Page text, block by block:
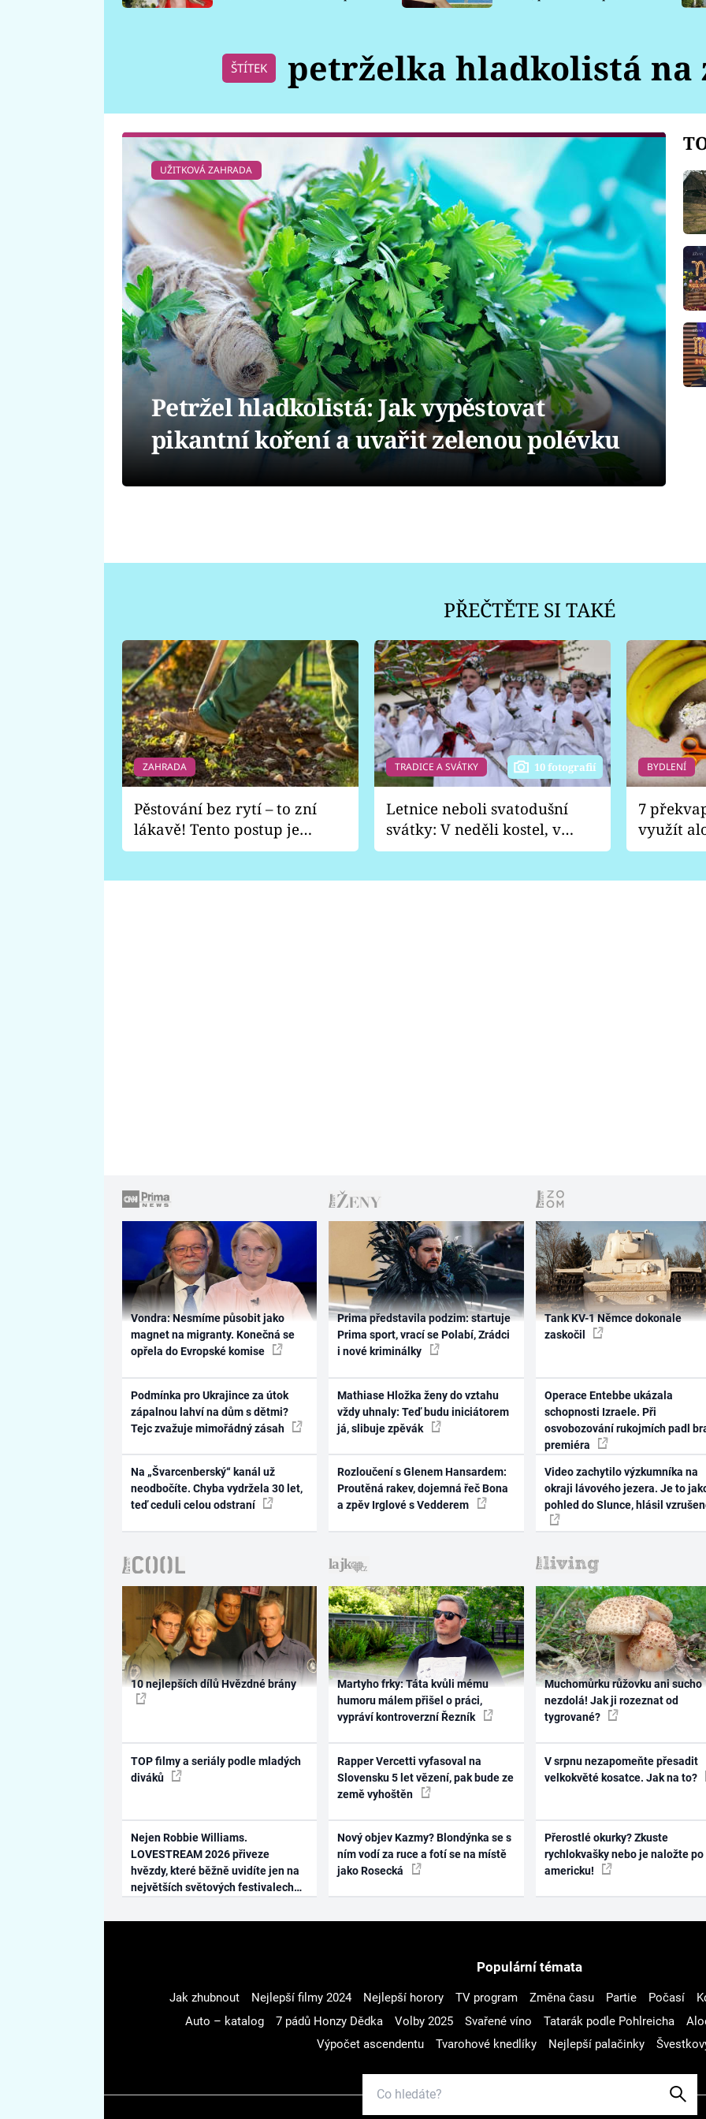
ŠTÍTEK petrželka hladkolistá na
UŽITKOVÁ ZAHRADA
Petržel hladkolistá: Jak vypěstovat
pikantní koření a uvařit zelenou polévku
PŘEČTĚTE SI TAKÉ
ZAHRADA
Pěstování bez rytí – to zní
lákavě! Tento postup je
vhodný jen pro některé
TRADICE A SVÁTKY 10 fotografií
Letnice neboli svatodušní
svátky: V neděli kostel, v
pondělí zábava
BYDLENÍ
7
využít
Vondra: Nesmíme působit jako
magnet na migranty. Konečná se
opřela do Evropské komise
Podmínka pro Ukrajince za útok
zápalnou lahví na dům s dětmi?
Tejc zvažuje mimořádný zásah
Na „Švarcenberský“ kanál už
neodbočíte. Chyba vydržela 30 let,
teď ceduli celou odstraní
Prima představila podzim: startuje
Prima sport, vrací se Polabí, Zrádci
i nové kriminálky
Mathiase Hložka ženy do vztahu
vždy uhnaly: Teď budu iniciátorem
já, slibuje zpěvák
Rozloučení s Glenem Hansardem:
Proutěná rakev, dojemná řeč Bona
a zpěv Irglové s Vedderem
Tank KV-1 Němce dokonale
zaskočil
Operace Entebbe ukázala
schopnosti Izraele. Při
osvobozování rukojmích padl
premiéra
Video zachytilo výzkumníka na
okraji lávového jezera. Je to
pohled do Slunce, hlásil
10 nejlepších dílů Hvězdné brány
TOP filmy a seriály podle mladých
diváků
Nejen Robbie Williams.
LOVESTREAM 2026 přiveze
hvězdy, které běžně uvidíte jen na
největších světových festivalech
Martyho frky: Táta kvůli mému
humoru málem přišel o práci,
vypráví kontroverzní Řezník
Rapper Vercetti vyfasoval na
Slovensku 5 let vězení, pak bude ze
země vyhoštěn
Nový objev Kazmy? Blondýnka se s
ním vodí za ruce a fotí se na místě
jako Rosecká
Muchomůrku růžovku ani sucho
nezdolá! Jak ji rozeznat od
tygrované?
V srpnu nezapomeňte přesadit
velkokvěté kosatce. Jak na to?
Přerostlé okurky? Zkuste
rychlokvašky nebo je naložte po
americku!
Populární témata
Jak zhubnout Nejlepší filmy 2024 Nejlepší horory TV program Změna času Partie Počasí
Auto – katalog
7 pádů Honzy Dědka Volby 2025 Svařené víno Tatarák podle Pohlreicha
Výpočet ascendentu
Tvarohové knedlíky Nejlepší palačinky